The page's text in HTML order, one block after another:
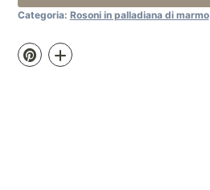
Categoria: Rosoni in palladiana di marmo